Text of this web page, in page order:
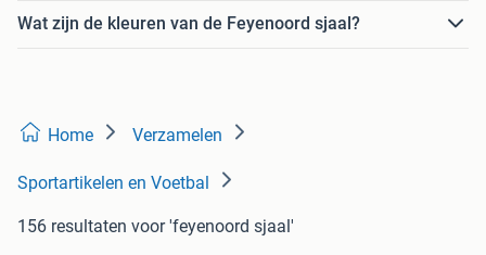
Wat zijn de kleuren van de Feyenoord sjaal?
Home Verzamelen
Sportartikelen en Voetbal
156 resultaten voor 'feyenoord sjaal'